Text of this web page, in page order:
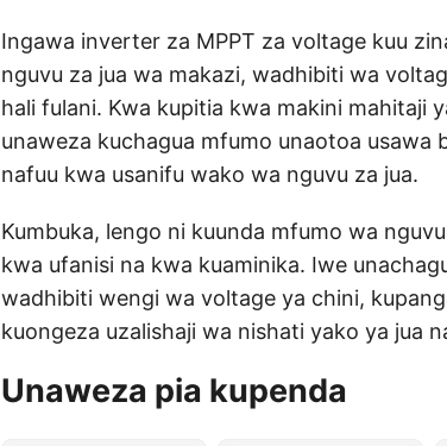
Ingawa inverter za MPPT za voltage kuu
nguvu za jua wa makazi, wadhibiti wa
hali fulani. Kwa kupitia kwa makini mahitaji
unaweza kuchagua mfumo unaotoa usawa
nafuu kwa usanifu wako wa nguvu za jua.
Kumbuka, lengo ni kuunda mfumo wa
kwa ufanisi na kwa kuaminika. Iwe
wadhibiti wengi wa voltage ya chini,
kuongeza uzalishaji wa nishati yako ya jua
Unaweza pia kupenda